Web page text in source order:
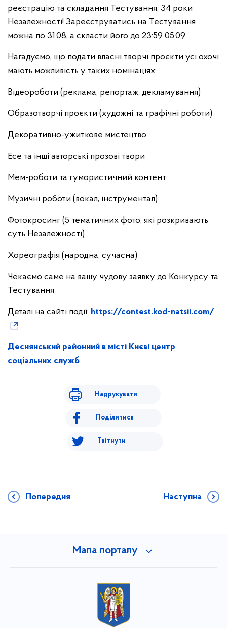
реєстрацію та складання Тестування: 34 роки
Незалежності! Зареєструватись на Тестування
можна по 31.08, а скласти його до 23:59 05.09.
Нагадуємо, що подати власні творчі проєкти усі охочі
мають можливість у таких номінаціях:
Відеороботи (реклама, репортаж, декламування)
Образотворчі проєкти (художні та графічні роботи)
Декоративно-ужиткове мистецтво
Есе та інші авторські прозові твори
Мем-роботи та гумористичний контент
Музичні роботи (вокал, інструментал)
Фотокросинг (5 тематичних фото, які розкривають
суть Незалежності)
Хореографія (народна, сучасна)
Чекаємо саме на вашу чудову заявку до Конкурсу та
Тестування
Деталі на сайті події: https://contest.kod-natsii.com/
Деснянський районний в місті Києві центр
соціальних служб
Надрукувати
Поділитися
Твітнути
Попередня Наступна
Мапа порталу